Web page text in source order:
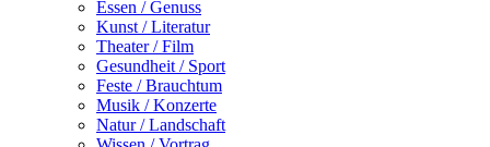
Essen / Genuss
Kunst / Literatur
Theater / Film
Gesundheit / Sport
Feste / Brauchtum
Musik / Konzerte
Natur / Landschaft